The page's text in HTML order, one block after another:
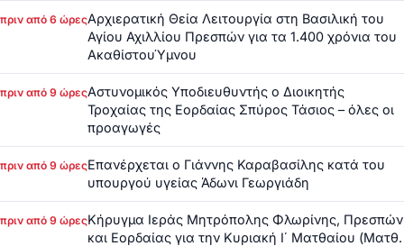
πριν από 6 ώρεςΑρχιερατική Θεία Λειτουργία στη Βασιλική του
Αγίου Αχιλλίου Πρεσπών για τα 1.400 χρόνια του
ΑκαθίστουΎμνου
πριν από 9 ώρεςΑστυνομικός Υποδιευθυντής ο Διοικητής
Τροχαίας της Εορδαίας Σπύρος Τάσιος – όλες οι
προαγωγές
πριν από 9 ώρεςΕπανέρχεται ο Γιάννης Καραβασίλης κατά του
υπουργού υγείας Άδωνι Γεωργιάδη
πριν από 9 ώρεςΚήρυγμα Ιεράς Μητρόπολης Φλωρίνης, Πρεσπών
και Εορδαίας για την Κυριακή Ι΄ Ματθαίου (Ματθ.